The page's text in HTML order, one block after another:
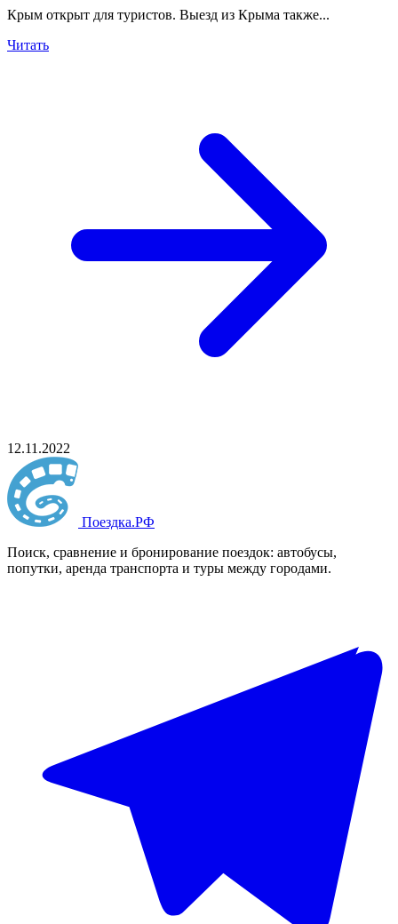
Крым открыт для туристов. Выезд из Крыма также...
Читать
12.11.2022
Поездка.РФ
Поиск, сравнение и бронирование поездок: автобусы,
попутки, аренда транспорта и туры между городами.